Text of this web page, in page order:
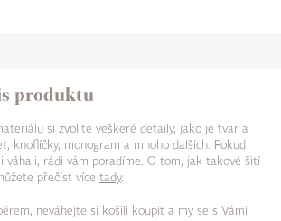
produktu
si zvolíte veškeré detaily, jako je tvar a
knoflíčky, monogram a mnoho dalších. Pokud
váhali, rádi vám poradíme. O tom, jak takové šití
přečíst více tady.
neváhejte si košili koupit a my se s Vámi